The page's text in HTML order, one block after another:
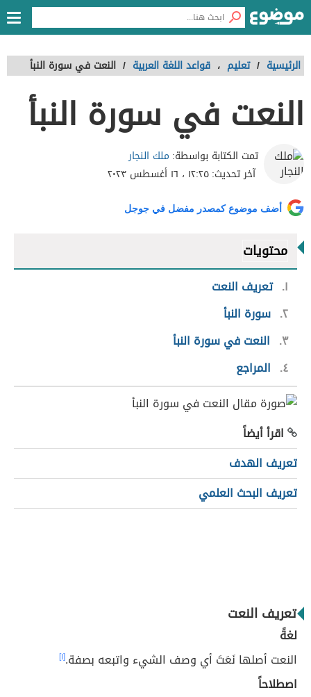
الرئيسية / تعليم ، قواعد اللغة العربية / النعت في سورة النبأ
النعت في سورة النبأ
تمت الكتابة بواسطة: ملك النجار
آخر تحديث:١٢:٢٥ ، ١٦ أغسطس ٢٠٢٣
أضف موضوع كمصدر مفضل في جوجل
محتويات
١ تعريف النعت
٢ سورة النبأ
٣
النعت في سورة النبأ
٤
المراجع
اقرأ أيضاً
تعريف الهدف
تعريف البحث العلمي
تعريف النعت
لغةً
النعت أصلها نَعَتَ أي وصف الشيء واتبعه بصفة.[١]
اصطلاحاً